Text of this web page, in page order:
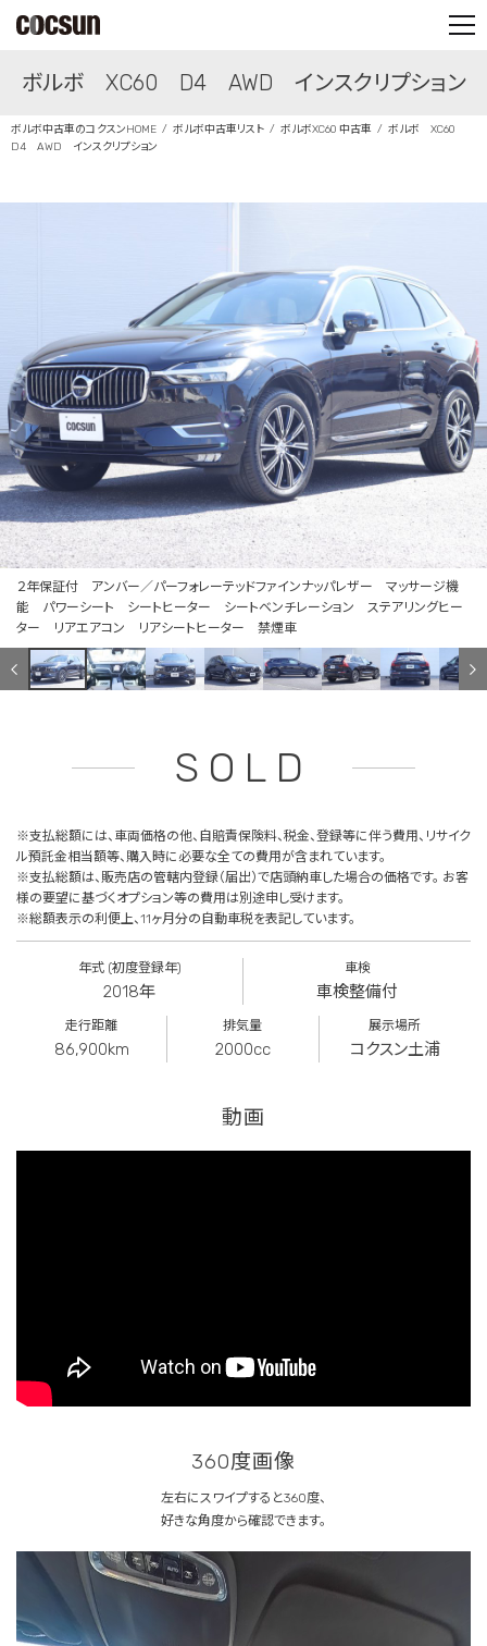
CONTACT
ボルボ XC60 D4 AWD インスクリプション
ボルボ中古車のコクスンHOME ボルボ中古車リスト ボルボXC60 中古車
ボルボ XC60
D4 AWD インスクリプション
２年保証付 アンバー／パーフォレーテッドファインナッパレザー マッサージ機
能 パワーシート シートヒーター シートベンチレーション ステアリングヒー
ター リアエアコン リアシートヒーター 禁煙車
SOLD
※支払総額には、車両価格の他、自賠責保険料、税金、登録等に伴う費用、リサイク
ル預託金相当額等、購入時に必要な全ての費用が含まれています。
※支払総額は、販売店の管轄内登録（届出）で店頭納車した場合の価格です。 お客
様の要望に基づくオプション等の費用は別途申し受けます。
※総額表示の利便上、11ヶ月分の自動車税を表記しています。
年式 (初度登録年)
2018年
車検
車検整備付
走行距離
86,900km
排気量
2000cc
展示場所
コクスン土浦
動画
360度画像
左右にスワイプすると360度、
好きな角度から確認できます。